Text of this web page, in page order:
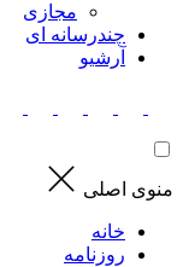
مجازی
چندرسانه ای
آرشیو
منوی اصلی
خانه
روزنامه